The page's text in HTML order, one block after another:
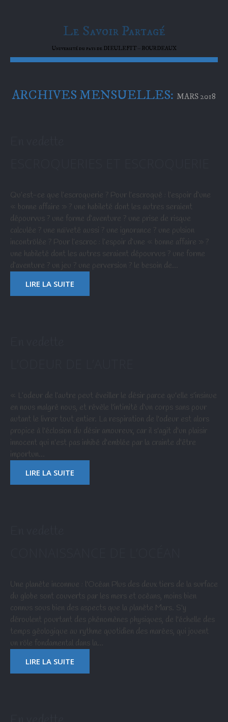
Le Savoir Partagé
Université du pays de DIEULEFIT – BOURDEAUX
ARCHIVES MENSUELLES: MARS 2018
Qu’est-ce que l’escroquerie ? Pour l’escroqué : l’espoir d’une
« bonne affaire » ? une habileté dont les autres seraient
dépourvus ? une forme d’aventure ? une prise de risque
calculée ? une naïveté aussi ? une ignorance ? une pulsion
incontrôlée ? Pour l’escroc : l’espoir d’une « bonne affaire » ?
une habileté dont les autres seraient dépourvus ? une forme
d’aventure ? un jeu ? une perversion ? le besoin de…
LIRE LA SUITE
« L’odeur de l’autre peut éveiller le désir parce qu'elle s'insinue
en nous malgré nous, et révèle l'intimité d'un corps sans pour
autant le livrer tout entier. La respiration de l'odeur est alors
propice à l'éclosion du désir amoureux, car il s'agit d'un plaisir
innocent qui n'est pas inhibé d'emblée par la crainte d'être
importun…
LIRE LA SUITE
Une planète inconnue : l'Océan Plus des deux tiers de la surface
du globe sont couverts par les mers et océans, moins bien
connus sous bien des aspects que la planète Mars. S'y
déroulent pourtant des phénomènes physiques, de l'échelle des
temps géologique au rythme quotidien des marées, qui jouent
un rôle fondamental dans la…
LIRE LA SUITE